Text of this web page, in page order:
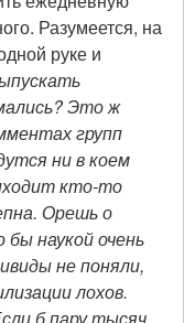
Разумеется, на
руке и
Это ж
групп
ни в коем
кто-то
Орешь о
наукой очень
не поняли,
лохов.
б пару тысяч